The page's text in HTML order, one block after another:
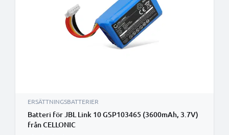
ERSÄTTNINGSBATTERIER
Batteri för JBL Link 10 GSP103465 (3600mAh, 3.7V)
från CELLONIC